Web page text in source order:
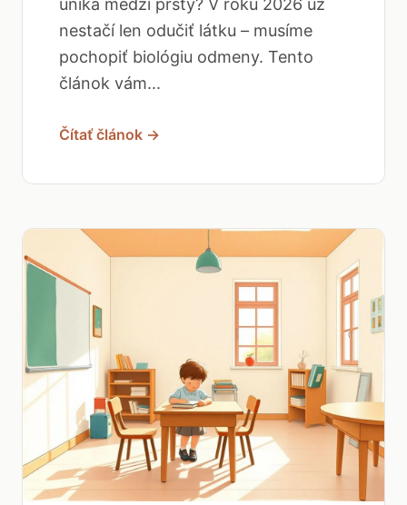
uniká medzi prsty? V roku 2026 už
nestačí len odučiť látku – musíme
pochopiť biológiu odmeny. Tento
článok vám...
Čítať článok →